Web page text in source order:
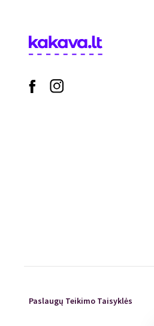
Paslaugų Teikimo Taisyklės